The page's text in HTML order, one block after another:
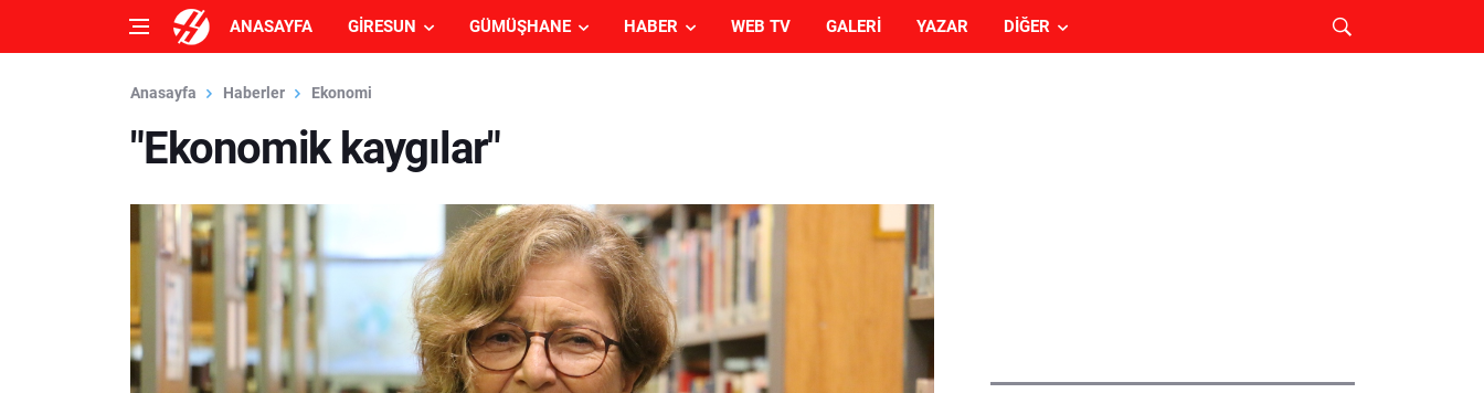
ANASAYFA GIRESUN GÜMÜŞHANE HABER WEB TV GALERI YAZAR DIĞER
Anasayfa Haberler Ekonomi
"Ekonomik kaygılar"